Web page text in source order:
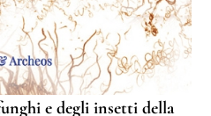
e degli insetti della